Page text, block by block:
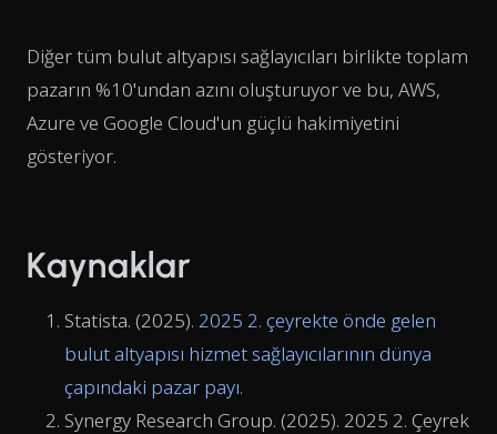
Diğer tüm bulut altyapısı sağlayıcıları birlikte toplam
pazarın %10'undan azını oluşturuyor ve bu, AWS,
Azure ve Google Cloud'un güçlü hakimiyetini
gösteriyor.
Kaynaklar
Statista. (2025). 2025 2. çeyrekte önde gelen
bulut altyapısı hizmet sağlayıcılarının dünya
çapındaki pazar payı.
Synergy Research Group. (2025). 2025 2. Çeyrek